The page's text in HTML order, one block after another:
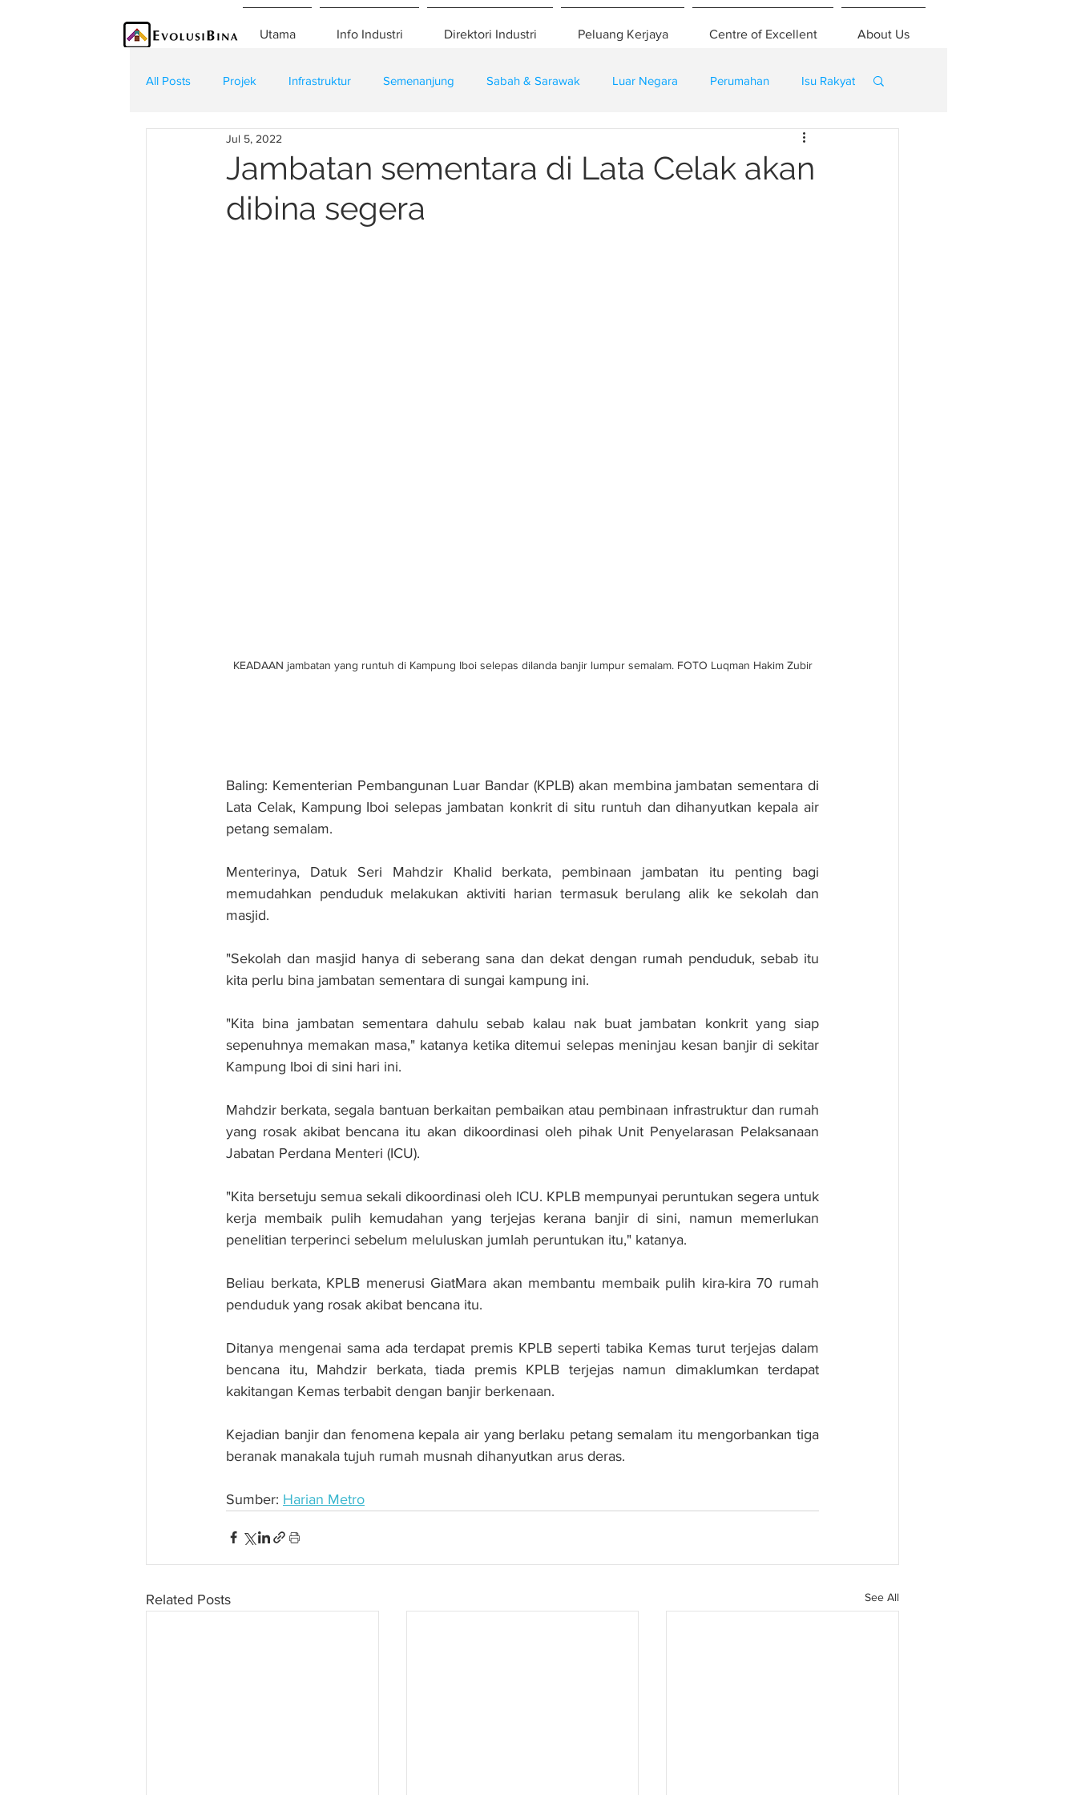
Utama Info Industri Direktori Industri Peluang Kerjaya Centre of Excellent About Us
All Posts Projek Infrastruktur Semenanjung Sabah & Sarawak Luar Negara Perumahan Isu Rakyat
Teknologi Kontraktor
Jambatan sementara di Lata Celak akan
dibina segera
Jul 5, 2022
KEADAAN jambatan yang runtuh di Kampung Iboi selepas dilanda banjir lumpur semalam. FOTO Luqman Hakim Zubir
Baling: Kementerian Pembangunan Luar Bandar (KPLB) akan membina jambatan sementara di
Lata Celak, Kampung Iboi selepas jambatan konkrit di situ runtuh dan dihanyutkan kepala air
petang semalam.
Menterinya, Datuk Seri Mahdzir Khalid berkata, pembinaan jambatan itu penting bagi
memudahkan penduduk melakukan aktiviti harian termasuk berulang alik ke sekolah dan
masjid.
"Sekolah dan masjid hanya di seberang sana dan dekat dengan rumah penduduk, sebab itu
kita perlu bina jambatan sementara di sungai kampung ini.
"Kita bina jambatan sementara dahulu sebab kalau nak buat jambatan konkrit yang siap
sepenuhnya memakan masa," katanya ketika ditemui selepas meninjau kesan banjir di sekitar
Kampung Iboi di sini hari ini.
Mahdzir berkata, segala bantuan berkaitan pembaikan atau pembinaan infrastruktur dan rumah
yang rosak akibat bencana itu akan dikoordinasi oleh pihak Unit Penyelarasan Pelaksanaan
Jabatan Perdana Menteri (ICU).
"Kita bersetuju semua sekali dikoordinasi oleh ICU. KPLB mempunyai peruntukan segera untuk
kerja membaik pulih kemudahan yang terjejas kerana banjir di sini, namun memerlukan
penelitian terperinci sebelum meluluskan jumlah peruntukan itu," katanya.
Beliau berkata, KPLB menerusi GiatMara akan membantu membaik pulih kira-kira 70 rumah
penduduk yang rosak akibat bencana itu.
Ditanya mengenai sama ada terdapat premis KPLB seperti tabika Kemas turut terjejas dalam
bencana itu, Mahdzir berkata, tiada premis KPLB terjejas namun dimaklumkan terdapat
kakitangan Kemas terbabit dengan banjir berkenaan.
Kejadian banjir dan fenomena kepala air yang berlaku petang semalam itu mengorbankan tiga
beranak manakala tujuh rumah musnah dihanyutkan arus deras.
Sumber: Harian Metro
Related Posts See All